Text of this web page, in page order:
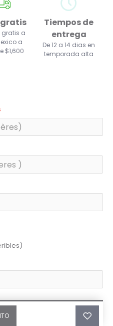
gratis
gratis a
a
$1,600
Tiempos de
entrega
De 12 a 14 dias en
temporada alta